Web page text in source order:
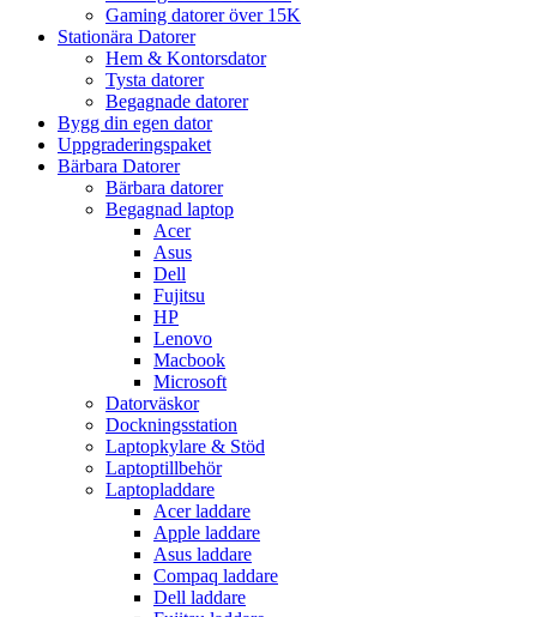
Gaming datorer över 15K
Stationära Datorer
Hem & Kontorsdator
Tysta datorer
Begagnade datorer
Bygg din egen dator
Uppgraderingspaket
Bärbara Datorer
Bärbara datorer
Begagnad laptop
Acer
Asus
Dell
Fujitsu
HP
Lenovo
Macbook
Microsoft
Datorväskor
Dockningsstation
Laptopkylare & Stöd
Laptoptillbehör
Laptopladdare
Acer laddare
Apple laddare
Asus laddare
Compaq laddare
Dell laddare